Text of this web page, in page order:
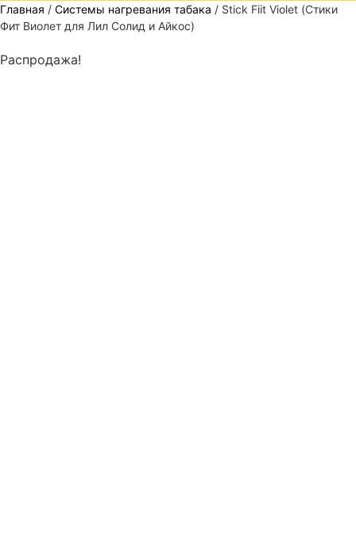
Главная / Системы нагревания табака / Stick Fiit Violet (Стики
Фит Виолет для Лил Солид и Айкос)
Распродажа!